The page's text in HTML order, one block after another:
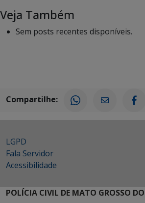
Veja Também
Sem posts recentes disponíveis.
Compartilhe:
LGPD
Fala Servidor
Acessibilidade
POLÍCIA CIVIL DE MATO GROSSO